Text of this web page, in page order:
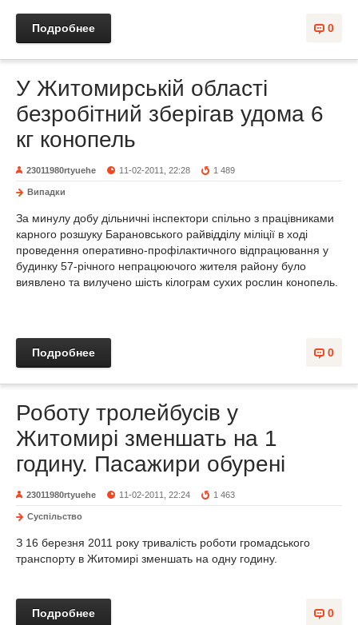
0
Подробнее
У Житомирській області
безробітний зберігав удома 6
кг конопель
23011980rtyuehe 11-02-2011, 22:28 1 489
Випадки
За минулу добу дільничні інспектори спільно з працівниками
карного розшуку Барановського райвідділу міліції в ході
проведення оперативно-профілактичного відпрацювання у
будинку 57-річного непрацюючого жителя району було
виявлено та вилучено шість кілограм сухих рослин конопель.
0
Подробнее
Роботу тролейбусів у
Житомирі зменшать на 1
годину. Пасажири обурені
23011980rtyuehe 11-02-2011, 22:24 1 463
Суспільство
З 16 березня 2011 року тривалість роботи громадського
транспорту в Житомирі зменшать на одну годину.
0
Подробнее